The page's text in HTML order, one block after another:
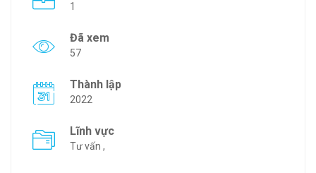
1
Đã xem
57
Thành lập
2022
Lĩnh vực
Tư vấn ,